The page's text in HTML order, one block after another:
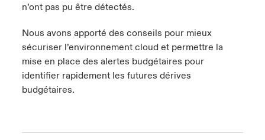
n’ont pas pu être détectés.
Nous avons apporté des conseils pour mieux
sécuriser l’environnement cloud et permettre la
mise en place des alertes budgétaires pour
identifier rapidement les futures dérives
budgétaires.